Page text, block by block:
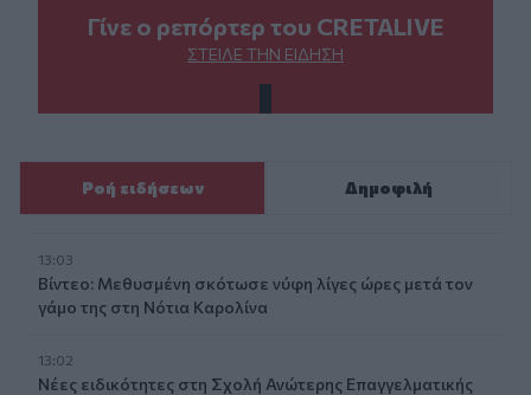
Γίνε ο ρεπόρτερ του CRETALIVE
ΣΤΕΊΛΕ ΤΗΝ ΕΊΔΗΣΗ
Ροή ειδήσεων Δημοφιλή
13:03
Βίντεο: Μεθυσμένη σκότωσε νύφη λίγες ώρες μετά τον
γάμο της στη Νότια Καρολίνα
13:02
Νέες ειδικότητες στη Σχολή Ανώτερης Επαγγελματικής